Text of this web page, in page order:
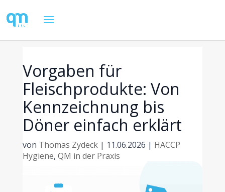
Vorgaben für
Fleischprodukte: Von
Kennzeichnung bis
Döner einfach erklärt
von Thomas Zydeck| 11.06.2026 | HACCP
Hygiene, QM in der Praxis